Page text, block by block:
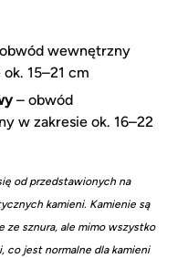
wewnętrzny
15–21 cm
– obwód
w zakresie ok. 16–22
od przedstawionych na
kamieni. Kamienie są
ze sznura, ale mimo wszystko
co jest normalne dla kamieni